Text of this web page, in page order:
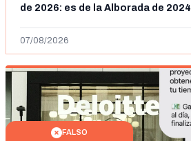
de 2026: es de la Alborada de 2024
07/08/2026
FALSO